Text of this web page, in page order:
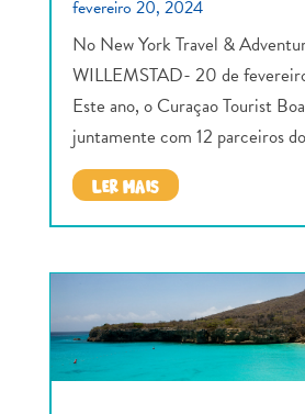
fevereiro 20, 2024
No New York Travel &
WILLEMSTAD- 20 de
Este ano, o Curaçao Tourist
juntamente com 12 parceiros
LER MAIS